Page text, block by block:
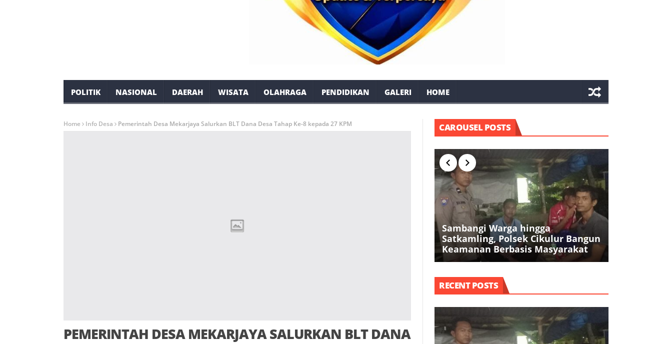
POLITIK NASIONAL DAERAH WISATA OLAHRAGA PENDIDIKAN GALERI HOME
Home Info Desa Pemerintah Desa Mekarjaya Salurkan BLT Dana Desa Tahap Ke-8 kepada 27 KPM
PEMERINTAH DESA MEKARJAYA SALURKAN BLT DANA
CAROUSEL POSTS
Sambangi Warga hingga
Satkamling, Polsek Cikulur Bangun
Keamanan Berbasis Masyarakat
RECENT POSTS